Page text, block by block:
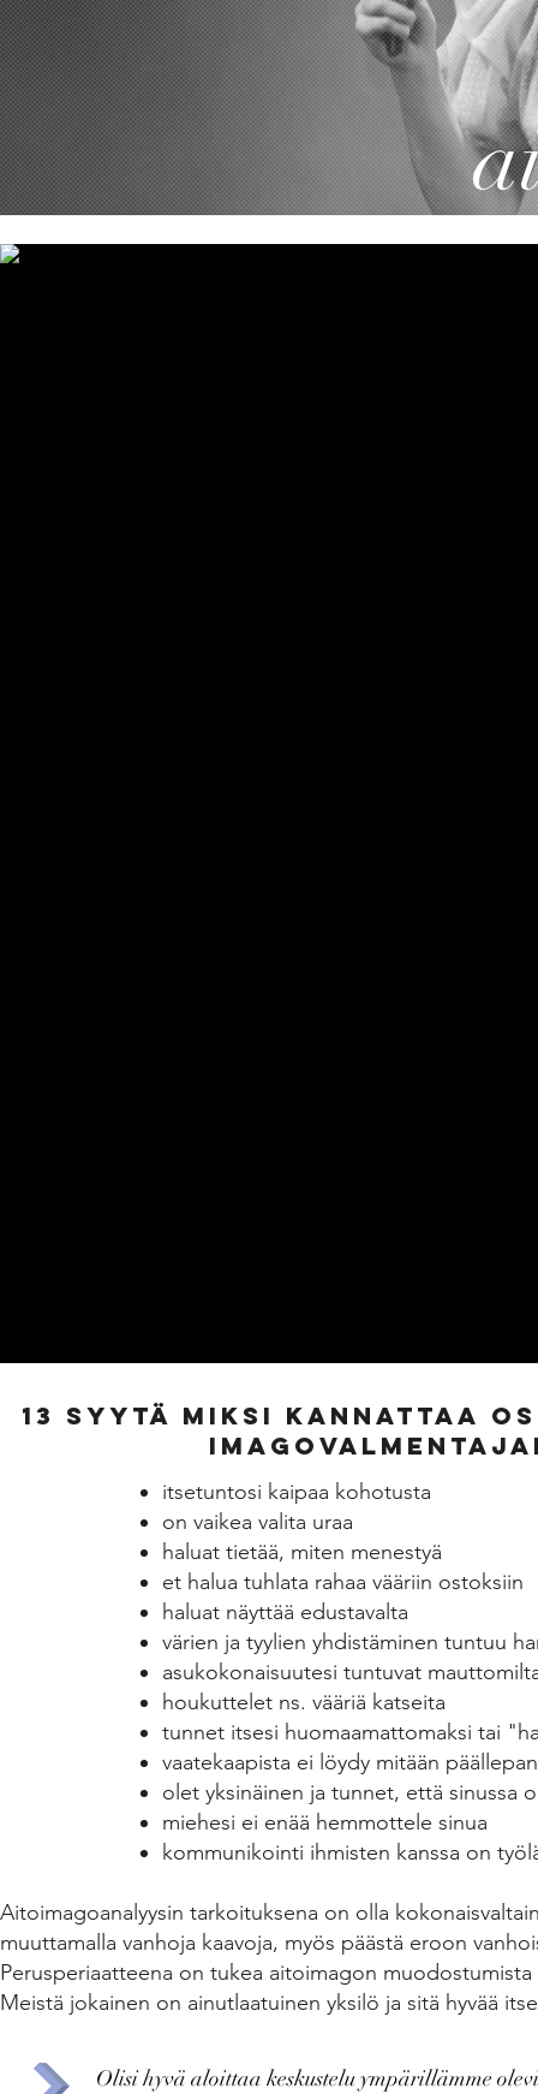
13 syytä miksi kannattaa
itsetuntosi kaipaa kohotusta
on vaikea valita uraa
haluat tietää, miten menestyä
et halua tuhlata rahaa vääriin ostoksiin
haluat näyttää edustavalta
värien ja tyylien yhdistäminen tuntuu
asukokonaisuutesi tuntuvat
houkuttelet ns. vääriä katseita
tunnet itsesi huomaamattomaksi tai
vaatekaapista ei löydy mitään
olet yksinäinen ja tunnet, että sinussa
miehesi ei enää hemmottele sinua
kommunikointi ihmisten kanssa on
Aitoimagoanalyysin tarkoituksena on olla
muuttamalla vanhoja kaavoja, myös päästä eroon
Perusperiaatteena on tukea aitoimagon
Meistä jokainen on ainutlaatuinen yksilö ja sitä hyvää
Olisi hyvä aloittaa keskustelu ympärillämme